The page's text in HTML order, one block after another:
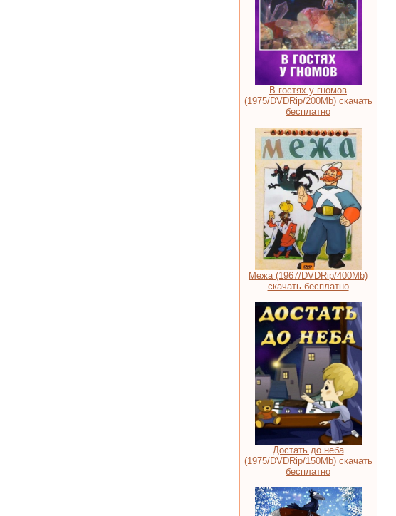
В гостях у гномов
(1975/DVDRip/200Mb) скачать
бесплатно
Межа (1967/DVDRip/400Mb)
скачать бесплатно
Достать до неба
(1975/DVDRip/150Mb) скачать
бесплатно